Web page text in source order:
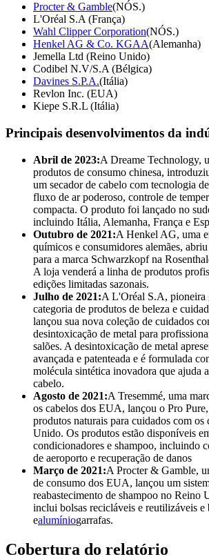
Procter & Gamble(NÓS.)
L'Oréal S.A (França)
Wahl Clipper Corporation(NÓS.)
Henkel AG & Co. KGAA(Alemanha)
Jemella Ltd (Reino Unido)
Codibel N.V/S.A (Bélgica)
Davines S.P.A.(Itália)
Revlon Inc. (EUA)
Kiepe S.R.L (Itália)
Principais desenvolvimentos da
Abril de 2023:A Dreame Technology,
produtos de consumo chinesa,
um secador de cabelo com tecnologia
fluxo de ar poderoso, controle de
compacta. O produto foi lançado no
incluindo Itália, Alemanha, França e
Outubro de 2021:A Henkel AG, uma
químicos e consumidores alemães,
para a marca Schwarzkopf na
A loja venderá a linha de produtos
edições limitadas sazonais.
Julho de 2021:A L'Oréal S.A, pioneira
categoria de produtos de beleza e
lançou sua nova coleção de cuidados
desintoxicação de metal para
salões. A desintoxicação de metal
avançada e patenteada e é formulada
molécula sintética inovadora que ajuda
cabelo.
Agosto de 2021:A Tresemmé, uma
os cabelos dos EUA, lançou o Pro
produtos naturais para cuidados com os
Unido. Os produtos estão disponíveis
condicionadores e shampoo, incluindo
de aeroporto e recuperação de danos
Março de 2021:A Procter & Gamble,
de consumo dos EUA, lançou um
reabastecimento de shampoo no Reino
inclui bolsas recicláveis ​​e reutilizáveis ​​e
ealumíniogarrafas.
Cobertura do relatório